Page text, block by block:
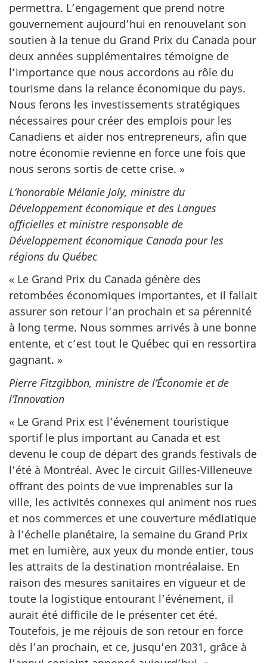
permettra. L’engagement que prend notre
gouvernement aujourd’hui en renouvelant son
soutien à la tenue du Grand Prix du Canada pour
deux années supplémentaires témoigne de
l’importance que nous accordons au rôle du
tourisme dans la relance économique du pays.
Nous ferons les investissements stratégiques
nécessaires pour créer des emplois pour les
Canadiens et aider nos entrepreneurs, afin que
notre économie revienne en force une fois que
nous serons sortis de cette crise. »
L’honorable Mélanie Joly, ministre du
Développement économique et des Langues
officielles et ministre responsable de
Développement économique Canada pour les
régions du Québec
« Le Grand Prix du Canada génère des
retombées économiques importantes, et il fallait
assurer son retour l’an prochain et sa pérennité
à long terme. Nous sommes arrivés à une bonne
entente, et c’est tout le Québec qui en ressortira
gagnant. »
Pierre Fitzgibbon, ministre de l’Économie et de
l’Innovation
« Le Grand Prix est l’événement touristique
sportif le plus important au Canada et est
devenu le coup de départ des grands festivals de
l’été à Montréal. Avec le circuit Gilles-Villeneuve
offrant des points de vue imprenables sur la
ville, les activités connexes qui animent nos rues
et nos commerces et une couverture médiatique
à l’échelle planétaire, la semaine du Grand Prix
met en lumière, aux yeux du monde entier, tous
les attraits de la destination montréalaise. En
raison des mesures sanitaires en vigueur et de
toute la logistique entourant l’événement, il
aurait été difficile de le présenter cet été.
Toutefois, je me réjouis de son retour en force
dès l’an prochain, et ce, jusqu’en 2031, grâce à